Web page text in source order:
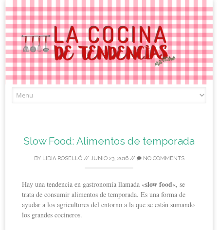
to
Slow Food: Alimentos de temporada
BY LIDIA ROSELLÓ// JUNIO 23, 2016// NO COMMENTS
Hay una tendencia en gastronomía llamada «slow food«, se
trata de consumir alimentos de temporada. Es una forma de
ayudar a los agricultores del entorno a la que se están sumando
los grandes cocineros.